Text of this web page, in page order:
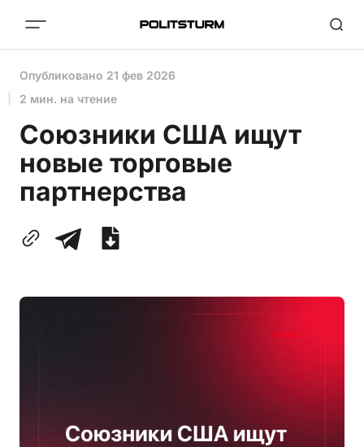
Опубликовано 21 фев 2026
2 мин. на чтение
Союзники США ищут
новые торговые
партнерства